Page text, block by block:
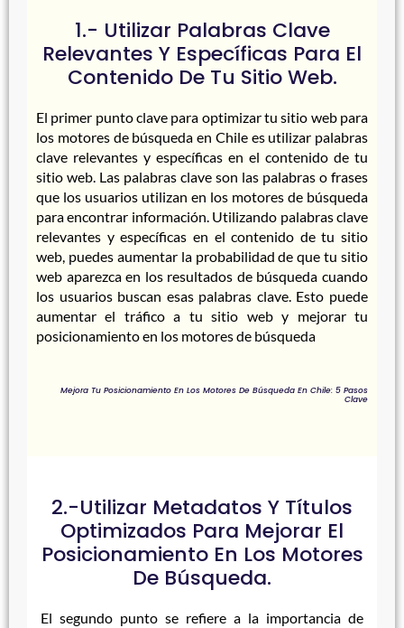
1.- Utilizar Palabras Clave
Relevantes Y Específicas Para El
Contenido De Tu Sitio Web.
El primer punto clave para optimizar tu sitio web para
los motores de búsqueda en Chile es utilizar palabras
clave relevantes y específicas en el contenido de tu
sitio web. Las palabras clave son las palabras o frases
que los usuarios utilizan en los motores de búsqueda
para encontrar información. Utilizando palabras clave
relevantes y específicas en el contenido de tu sitio
web, puedes aumentar la probabilidad de que tu sitio
web aparezca en los resultados de búsqueda cuando
los usuarios buscan esas palabras clave. Esto puede
aumentar el tráfico a tu sitio web y mejorar tu
posicionamiento en los motores de búsqueda
Mejora Tu Posicionamiento En Los Motores De Búsqueda En Chile: 5 Pasos
Clave
2.-Utilizar Metadatos Y Títulos
Optimizados Para Mejorar El
Posicionamiento En Los Motores
De Búsqueda.
El segundo punto se refiere a la importancia de